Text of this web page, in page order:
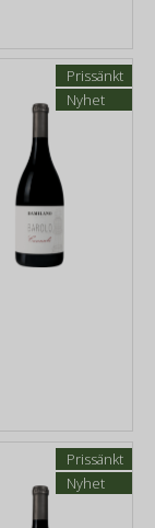
Prissänkt
Nyhet
Prissänkt
Nyhet